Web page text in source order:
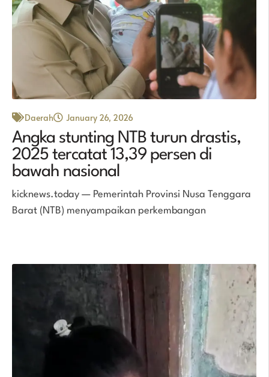
Daerah January 26, 2026
Angka stunting NTB turun drastis,
2025 tercatat 13,39 persen di
bawah nasional
kicknews.today — Pemerintah Provinsi Nusa Tenggara
Barat (NTB) menyampaikan perkembangan